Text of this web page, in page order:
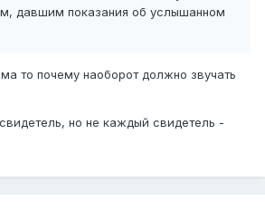
давшим показания об услышанном
то почему наоборот должно звучать
но не каждый свидетель -